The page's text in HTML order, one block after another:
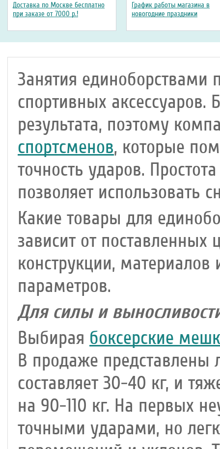
Доставка по Москве бесплатно
при заказе от 7000 р.!
График работы магазина в
новогодние праздники
Занятия единоборствами
спортивных аксессуаров.
результата, поэтому
спортсменов, которые
точность ударов.
позволяет использовать
Какие товары для
зависит от поставленных
конструкции,
параметров.
Для силы и
Выбирая боксерские
В продаже представлены
составляет 30-40 кг, и
на 90-110 кг. На первых
точными ударами, но